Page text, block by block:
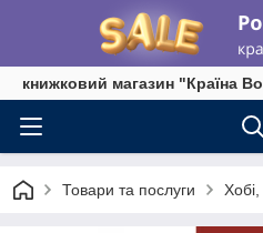
книжковий магазин "Країна
Товари та послуги Хобі,